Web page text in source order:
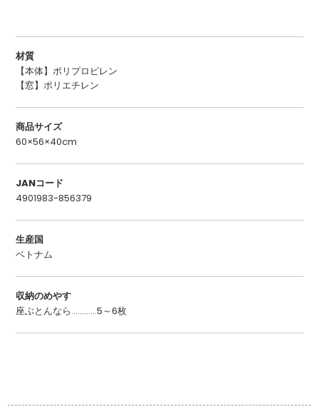
材質
【本体】ポリプロピレン
【窓】ポリエチレン
商品サイズ
60×56×40cm
JANコード
4901983-856379
生産国
ベトナム
収納のめやす
座ぶとんなら…………5～6枚